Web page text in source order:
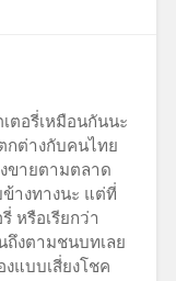
ตอรี่เหมือนกันนะ
กต่างกับคนไทย
ขายตามตลาด
างทางนะ แต่ที่
หรือเรียกว่า
ถึงตามชนบทเลย
แบบเสี่ยงโชค